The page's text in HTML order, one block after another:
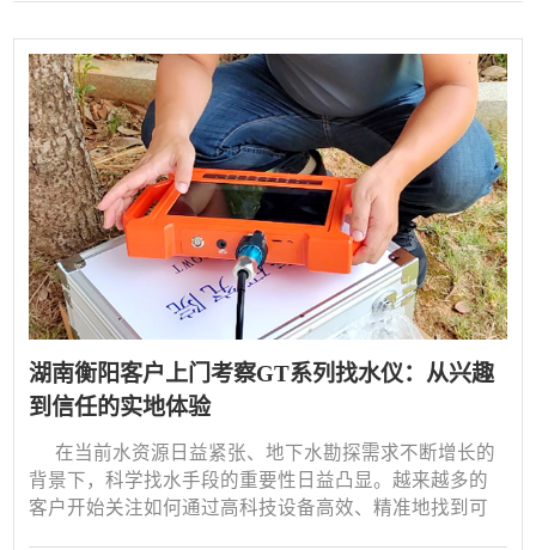
湖南衡阳客户上门考察GT系列找水仪：从兴趣
到信任的实地体验
在当前水资源日益紧张、地下水勘探需求不断增长的
背景下，科学找水手段的重要性日益凸显。越来越多的
客户开始关注如何通过高科技设备高效、精准地找到可